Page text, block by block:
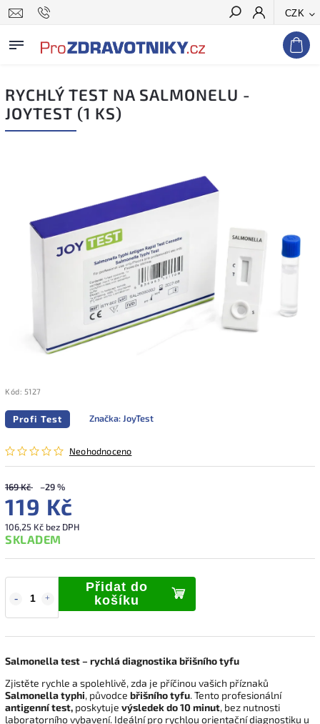
CZK
Hledat
RYCHLÝ TEST NA SALMONELU -
JOYTEST (1 KS)
Kód: 5127
Profi Test
Neohodnoceno
Značka: JoyTest
169 Kč –29 %
119 Kč
106,25 Kč bez DPH
SKLADEM
Přidat do
košíku
Salmonella test – rychlá diagnostika břišního tyfu
Zjistěte rychle a spolehlivě, zda je příčinou vašich příznaků
Salmonella typhi, původce břišního tyfu. Tento profesionální
antigenní test, poskytuje výsledek do 10 minut, bez nutnosti
laboratorního vybavení. Ideální pro rychlou orientační diagnostiku u